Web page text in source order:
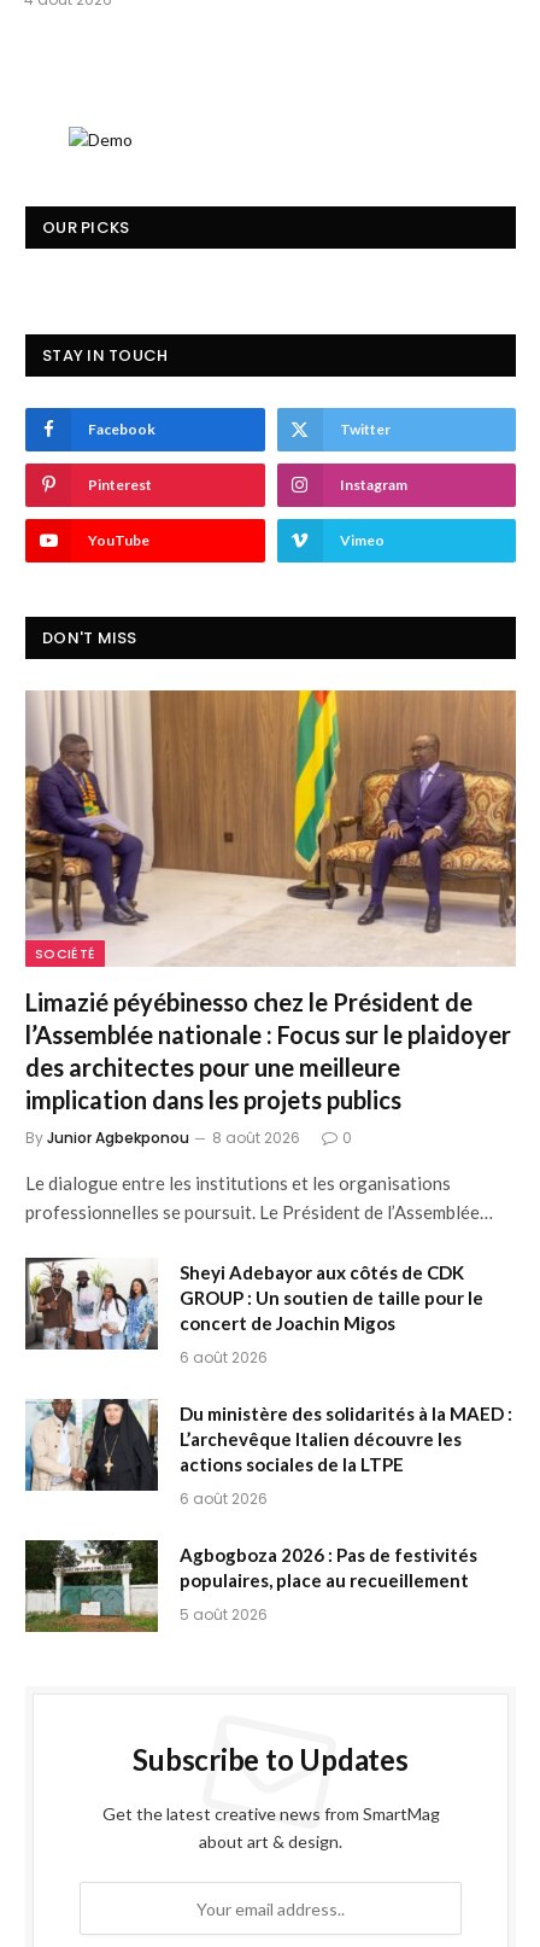
OUR PICKS
STAY IN TOUCH
Facebook Twitter
Pinterest Instagram
YouTube Vimeo
DON'T MISS
SOCIÉTÉ
Limazié péyébinesso chez le Président de
l’Assemblée nationale : Focus sur le plaidoyer
des architectes pour une meilleure
implication dans les projets publics
ByJunior Agbekponou 8 août 2026 0
Le dialogue entre les institutions et les organisations
professionnelles se poursuit. Le Président de l’Assemblée…
Sheyi Adebayor aux côtés de CDK
GROUP : Un soutien de taille pour le
concert de Joachin Migos
6 août 2026
Du ministère des solidarités à la MAED :
L’archevêque Italien découvre les
actions sociales de la LTPE
6 août 2026
Agbogboza 2026 : Pas de festivités
populaires, place au recueillement
5 août 2026
Subscribe to Updates
Get the latest creative news from SmartMag
about art & design.